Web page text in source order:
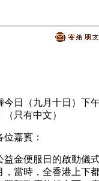
日（九月十日）下
只有中文）
嘉賓：
金便服日的啟動儀
，當時，全香港上下